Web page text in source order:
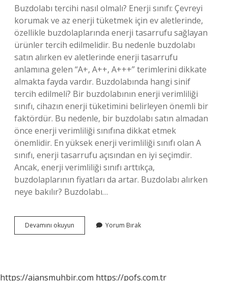
Buzdolabı tercihi nasıl olmalı? Enerji sınıfı: Çevreyi
korumak ve az enerji tüketmek için ev aletlerinde,
özellikle buzdolaplarında enerji tasarrufu sağlayan
ürünler tercih edilmelidir. Bu nedenle buzdolabı
satın alırken ev aletlerinde enerji tasarrufu
anlamına gelen “A+, A++, A+++” terimlerini dikkate
almakta fayda vardır. Buzdolabında hangi sinif
tercih edilmeli? Bir buzdolabının enerji verimliliği
sınıfı, cihazın enerji tüketimini belirleyen önemli bir
faktördür. Bu nedenle, bir buzdolabı satın almadan
önce enerji verimliliği sınıfına dikkat etmek
önemlidir. En yüksek enerji verimliliği sınıfı olan A
sınıfı, enerji tasarrufu açısından en iyi seçimdir.
Ancak, enerji verimliliği sınıfı arttıkça,
buzdolaplarının fiyatları da artar. Buzdolabı alırken
neye bakılır? Buzdolabı…
Devamını okuyun Buzdolabı
Alırken
Yorum Bırak
https://ajansmuhbir.com https://pofs.com.tr